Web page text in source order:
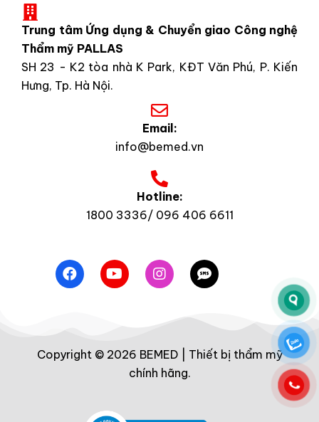
Trung tâm Ứng dụng & Chuyển giao Công nghệ
Thẩm mỹ PALLAS
SH 23 - K2 tòa nhà K Park, KĐT Văn Phú, P. Kiến
Hưng, Tp. Hà Nội.
Email:
info@bemed.vn
Hotline:
1800 3336/ 096 406 6611
Copyright © 2026 BEMED | Thiết bị thẩm mỹ
chính hãng.